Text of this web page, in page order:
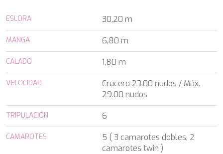
ESLORA 30,20 m
MANGA 6,80 m
CALADO 1,80 m
VELOCIDAD
Crucero 23.00 nudos / Máx.
29.00 nudos
TRIPULACIÓN 6
CAMAROTES
5 ( 3 camarotes dobles, 2
camarotes twin )
ALENA
ALFA MARIO
ALICE
ALOIA 80
ALTEYA
ALVIUM
AMADA MIA
ANAVI
ANDILIS
ANETTA
ANGRA TOO
Francia
Turquía
Grecia
Croacia
Baleares
Caribe & Bahamas
Caribe & Bahamas
Italia
Croacia
Océano Índico